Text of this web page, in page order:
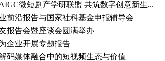
微短剧产学研联盟 共筑数字创意新生...
前沿报告与国家社科基金申报辅导会
报告会暨座谈会圆满举办
企业开展专题报告
码媒体融合中的短视频生态与价值